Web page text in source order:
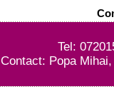
Tel:
Contact: Popa